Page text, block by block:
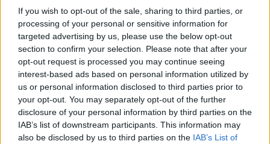
If you wish to opt-out of the sale, sharing to third parties, or
processing of your personal or sensitive information for
targeted advertising by us, please use the below opt-out
section to confirm your selection. Please note that after your
opt-out request is processed you may continue seeing
interest-based ads based on personal information utilized by
us or personal information disclosed to third parties prior to
your opt-out. You may separately opt-out of the further
disclosure of your personal information by third parties on the
IAB’s list of downstream participants. This information may
also be disclosed by us to third parties on the IAB’s List of